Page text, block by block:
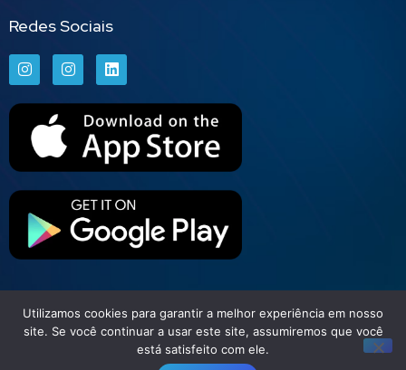
Redes Sociais
Set Free | Soluções Financeiras
Todos direitos reservados © 2026
Utilizamos cookies para garantir a melhor experiência em nosso
site. Se você continuar a usar este site, assumiremos que você
está satisfeito com ele.